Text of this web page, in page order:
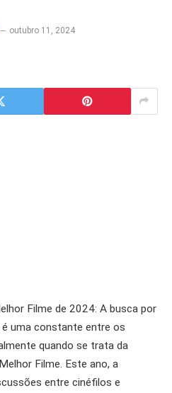
outubro 11, 2024
Filme de 2024: A busca por
uma constante entre os
quando se trata da
Filme. Este ano, a
entre cinéfilos e